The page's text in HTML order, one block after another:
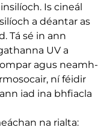
Is cineál
a déantar as
Tá sé in ann
UV a
agus neamh-
ní féidir
iad ina bhfiacla
na rialta: